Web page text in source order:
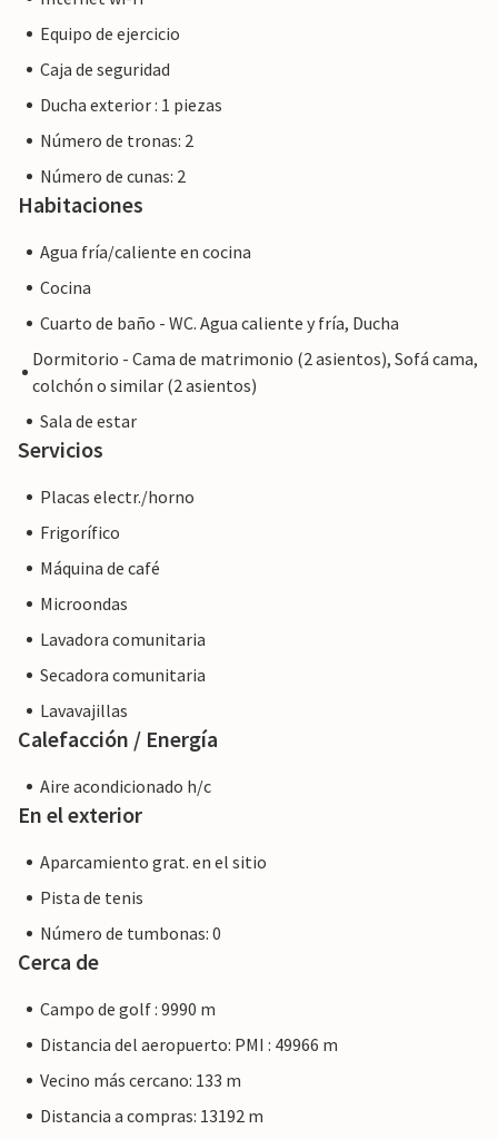
Equipo de ejercicio
Caja de seguridad
Ducha exterior : 1 piezas
Número de tronas: 2
Número de cunas: 2
Habitaciones
Agua fría/caliente en cocina
Cocina
Cuarto de baño - WC. Agua caliente y fría, Ducha
Dormitorio - Cama de matrimonio (2 asientos), Sofá cama,
colchón o similar (2 asientos)
Sala de estar
Servicios
Placas electr./horno
Frigorífico
Máquina de café
Microondas
Lavadora comunitaria
Secadora comunitaria
Lavavajillas
Calefacción / Energía
Aire acondicionado h/c
En el exterior
Aparcamiento grat. en el sitio
Pista de tenis
Número de tumbonas: 0
Cerca de
Campo de golf : 9990 m
Distancia del aeropuerto: PMI : 49966 m
Vecino más cercano: 133 m
Distancia a compras: 13192 m